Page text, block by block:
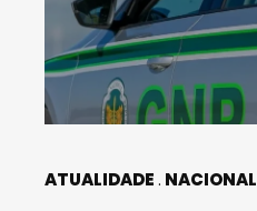
ATUALIDADE NACIONAL